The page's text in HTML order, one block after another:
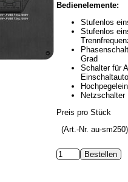
Bedienelemente:
Stufenlos
Stufenlos
Grad
Schalter für
Netzschalter
Preis pro Stück
(Art.-Nr. au-